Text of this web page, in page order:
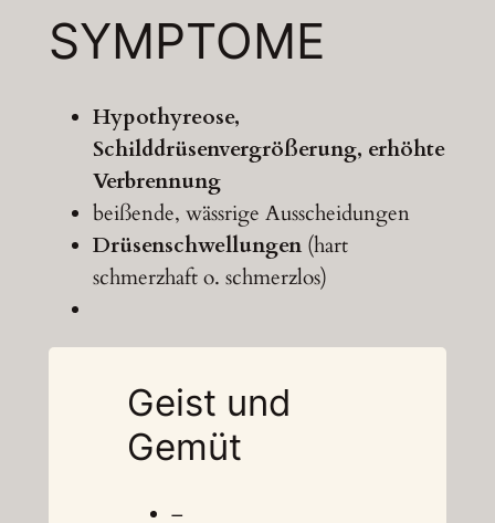
SYMPTOME
Hypothyreose,
Schilddrüsenvergrößerung, erhöhte
Verbrennung
beißende, wässrige Ausscheidungen
Drüsenschwellungen (hart
schmerzhaft o. schmerzlos)
Geist und
Gemüt
–